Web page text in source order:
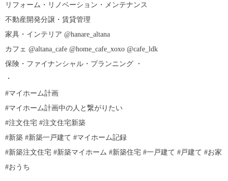
リフォーム・リノベーション・メンテナンス
不動産開発分譲・賃貸管理
家具・インテリア @hanare_altana
カフェ @altana_cafe @home_cafe_xoxo @cafe_ldk
保険・ファイナンシャル・プランニング ・
・
#マイホーム計画
#マイホーム計画中の人と繋がりたい
#注文住宅 #注文住宅新築
#新築 #新築一戸建て #マイホーム記録
#新築注文住宅 #新築マイホーム #新築住宅 #一戸建て #戸建て #お家
#おうち